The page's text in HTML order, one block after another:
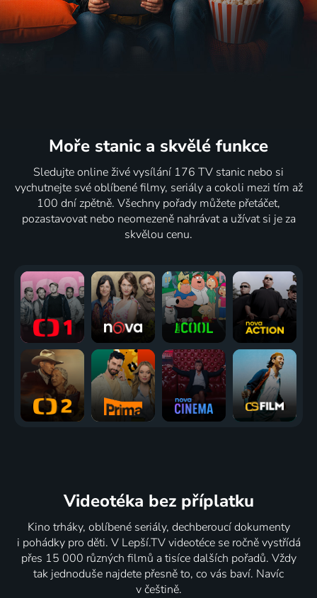
Moře stanic a skvělé funkce
Sledujte online živé vysílání 176 TV stanic nebo si
vychutnejte své oblíbené filmy, seriály a cokoli mezi tím až
100 dní zpětně. Všechny pořady můžete přetáčet,
pozastavovat nebo neomezeně nahrávat a užívat si je za
skvělou cenu.
Videotéka bez příplatku
Kino trháky, oblíbené seriály, dechberoucí dokumenty
i pohádky pro děti. V Lepší.TV videotéce se ročně vystřídá
přes 15 000 různých filmů a tisíce dalších pořadů. Vždy
tak jednoduše najdete přesně to, co vás baví. Navíc
v češtině.